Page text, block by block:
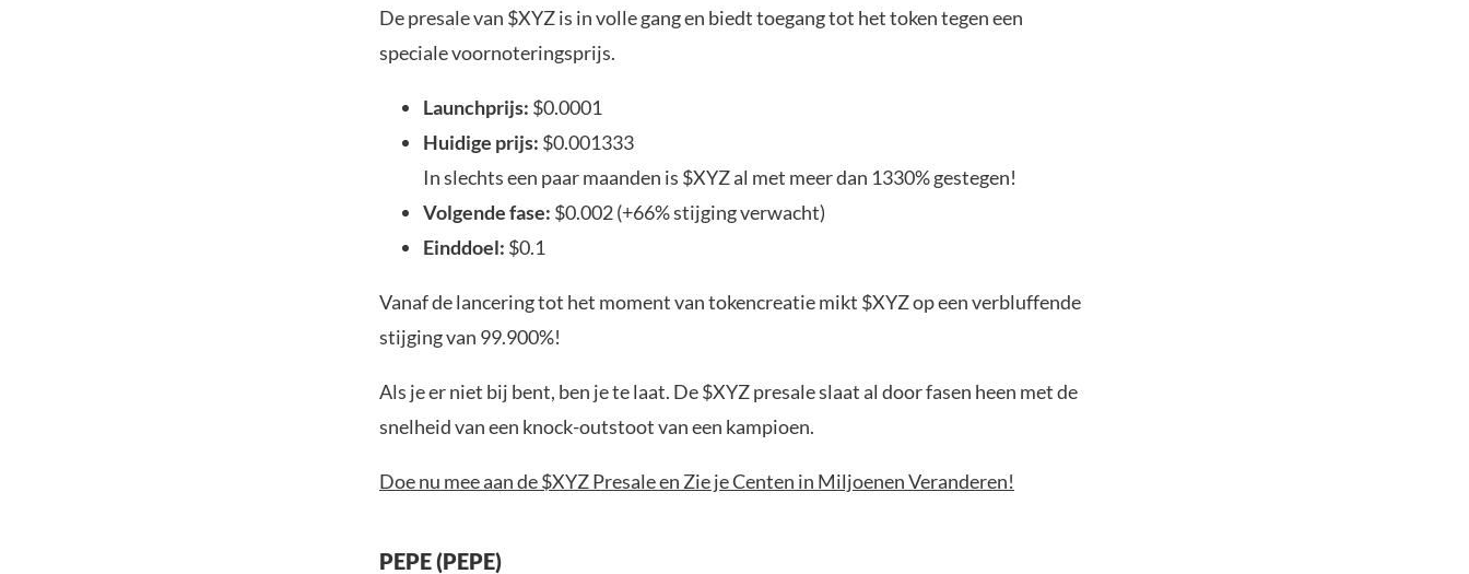
De presale van $XYZ is in volle gang en biedt toegang tot het token tegen een
speciale voornoteringsprijs.
Launchprijs: $0.0001
Huidige prijs: $0.001333
In slechts een paar maanden is $XYZ al met meer dan 1330% gestegen!
Volgende fase: $0.002 (+66% stijging verwacht)
Einddoel: $0.1
Vanaf de lancering tot het moment van tokencreatie mikt $XYZ op een verbluffende
stijging van 99.900%!
Als je er niet bij bent, ben je te laat. De $XYZ presale slaat al door fasen heen met de
snelheid van een knock-outstoot van een kampioen.
Doe nu mee aan de $XYZ Presale en Zie je Centen in Miljoenen Veranderen!
PEPE (PEPE)